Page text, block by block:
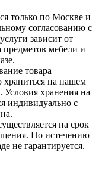
только по Москве и
согласованию с
зависит от
предметов мебели и
товара
на нашем
Условия хранения на
индивидуально с
на срок
По истечению
не гарантируется.